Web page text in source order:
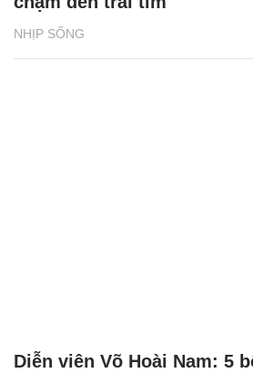
NHỊP SỐNG
Diễn viên Võ Hoài Nam: 5